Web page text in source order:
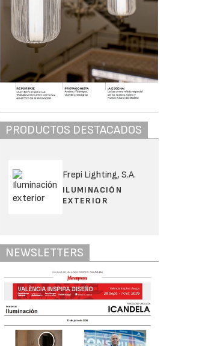
PRODUCTOS DESTACADOS
Frepi Lighting, S.A.
ILUMINACIÓN
EXTERIOR
NEWSLETTERS